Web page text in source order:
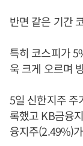
반면 같은 기간
특히 코스피가
욱 크게 오르며
5일 신한지주 주
록했고 KB금융
융지주(2.49%)